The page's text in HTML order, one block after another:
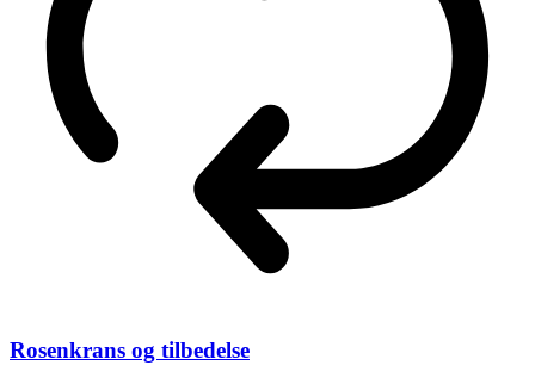
Rosenkrans og tilbedelse